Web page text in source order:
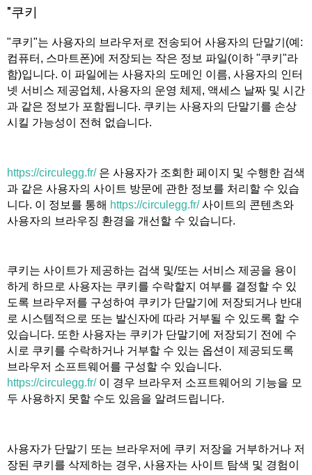
"쿠키
"쿠키"는 사용자의 브라우저로 전송되어 사용자의 단말기(예:
컴퓨터, 스마트폰)에 저장되는 작은 정보 파일(이하 "쿠키"라
함)입니다. 이 파일에는 사용자의 도메인 이름, 사용자의 인터
넷 서비스 제공업체, 사용자의 운영 체제, 액세스 날짜 및 시간
과 같은 정보가 포함됩니다. 쿠키는 사용자의 단말기를 손상
시킬 가능성이 전혀 없습니다.
https://circulegg.fr/은 사용자가 조회한 페이지 및 수행한 검색
과 같은 사용자의 사이트 방문에 관한 정보를 처리할 수 있습
니다. 이 정보를 통해 https://circulegg.fr/사이트의 콘텐츠와
사용자의 브라우징 환경을 개선할 수 있습니다.
쿠키는 사이트가 제공하는 검색 및/또는 서비스 제공을 용이
하게 하므로 사용자는 쿠키를 수락할지 여부를 결정할 수 있
도록 브라우저를 구성하여 쿠키가 단말기에 저장되거나 반대
로 시스템적으로 또는 발신자에 따라 거부될 수 있도록 할 수
있습니다. 또한 사용자는 쿠키가 단말기에 저장되기 전에 수
시로 쿠키를 수락하거나 거부할 수 있는 옵션이 제공되도록
브라우저 소프트웨어를 구성할 수 있습니다.
https://circulegg.fr/이 경우 브라우저 소프트웨어의 기능을 모
두 사용하지 못할 수도 있음을 알려드립니다.
사용자가 단말기 또는 브라우저에 쿠키 저장을 거부하거나 저
장된 쿠키를 삭제하는 경우, 사용자는 사이트 탐색 및 경험이